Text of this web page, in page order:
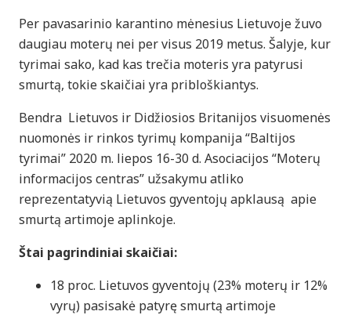
Per pavasarinio karantino mėnesius Lietuvoje žuvo
daugiau moterų nei per visus 2019 metus. Šalyje, kur
tyrimai sako, kad kas trečia moteris yra patyrusi
smurtą, tokie skaičiai yra pribloškiantys.
Bendra Lietuvos ir Didžiosios Britanijos visuomenės
nuomonės ir rinkos tyrimų kompanija “Baltijos
tyrimai” 2020 m. liepos 16-30 d. Asociacijos “Moterų
informacijos centras” užsakymu atliko
reprezentatyvią Lietuvos gyventojų apklausą apie
smurtą artimoje aplinkoje.
Štai pagrindiniai skaičiai:
18 proc. Lietuvos gyventojų (23% moterų ir 12%
vyrų) pasisakė patyrę smurtą artimoje